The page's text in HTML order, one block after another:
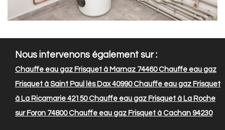
Nous intervenons également sur :
Chauffe eau gaz Frisquet à Marnaz 74460Chauffe eau gaz
Frisquet à Saint Paul lès Dax 40990Chauffe eau gaz Frisquet
à La Ricamarie 42150Chauffe eau gaz Frisquet à La Roche
sur Foron 74800Chauffe eau gaz Frisquet à Cachan 94230